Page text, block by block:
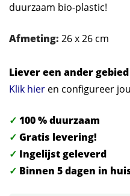
duurzaam bio-plastic!
Afmeting: 26 x 26 cm
Liever een ander
Klik hier en configureer
✓ 100 % duurzaam
✓ Gratis levering!
✓ Ingelijst geleverd
✓ Binnen 5 dagen in